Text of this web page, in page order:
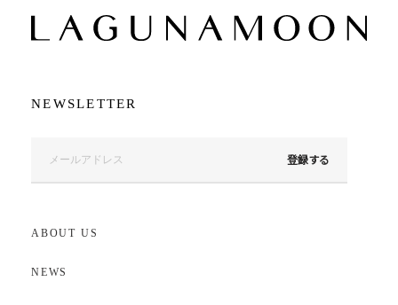
NEWSLETTER
登録する
ABOUT US
NEWS